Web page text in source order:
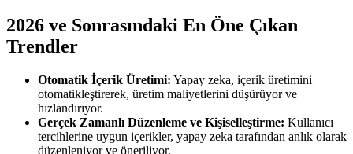
2026 ve Sonrasındaki En Öne Çıkan
Trendler
Otomatik İçerik Üretimi: Yapay zeka, içerik üretimini
otomatikleştirerek, üretim maliyetlerini düşürüyor ve
hızlandırıyor.
Gerçek Zamanlı Düzenleme ve Kişiselleştirme: Kullanıcı
tercihlerine uygun içerikler, yapay zeka tarafından anlık olarak
düzenleniyor ve öneriliyor.